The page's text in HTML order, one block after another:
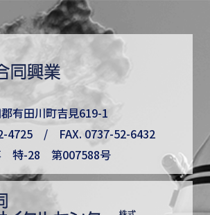
有田川町吉見619-1
4725/ FAX. 0737-52-6432
特-28 第007588号